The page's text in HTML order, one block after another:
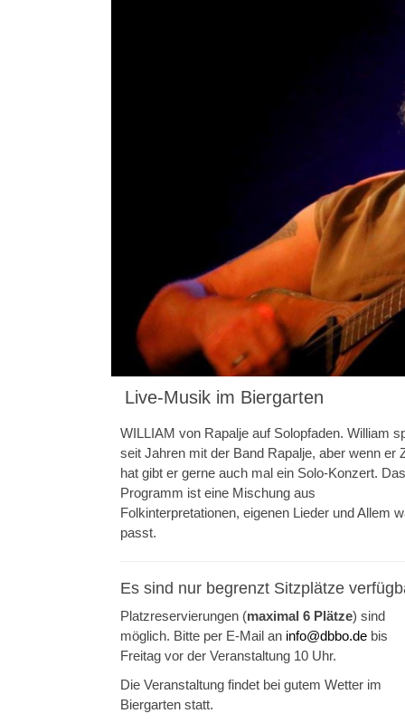
Live-Musik im Biergarten
WILLIAM von Rapalje auf Solopfaden. William
seit Jahren mit der Band Rapalje, aber wenn er
hat gibt er gerne auch mal ein Solo-Konzert. Das
Programm ist eine Mischung aus
Folkinterpretationen, eigenen Lieder und Allem
passt.
Es sind nur begrenzt Sitzplätze
Platzreservierungen (maximal 6 Plätze) sind
möglich. Bitte per E-Mail an info@dbbo.de bis
Freitag vor der Veranstaltung 10 Uhr.
Die Veranstaltung findet bei gutem Wetter im
Biergarten statt.